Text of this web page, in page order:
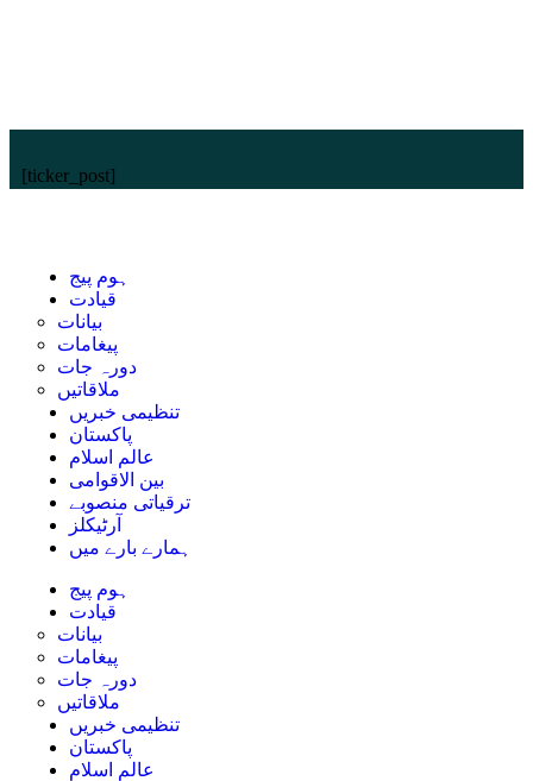
[ticker_post]
ہوم پیج
قیادت
بیانات
پیغامات
دورہ جات
ملاقاتیں
تنظیمی خبریں
پاکستان
عالم اسلام
بین الاقوامی
ترقیاتی منصوبے
آرٹیکلز
ہمارے بارے میں
ہوم پیج
قیادت
بیانات
پیغامات
دورہ جات
ملاقاتیں
تنظیمی خبریں
پاکستان
عالم اسلام